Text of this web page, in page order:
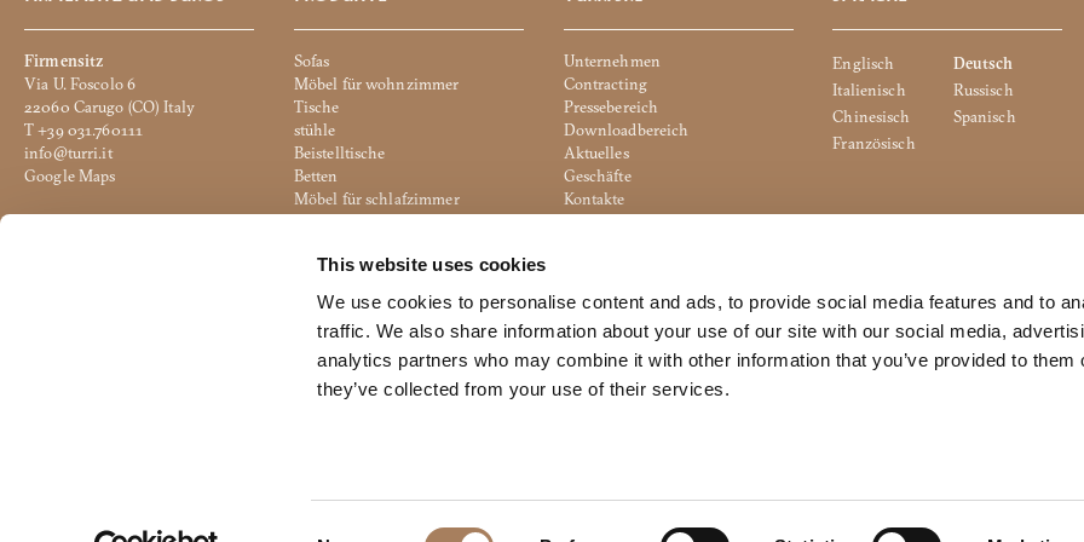
This website uses cookies
We use cookies to personalise content and ads, to provide social media features and to
traffic. We also share information about your use of our site with our social media,
analytics partners who may combine it with other information that you’ve provided to them
they’ve collected from your use of their services.
Firmensitz
Via U. Foscolo 6
22060 Carugo (CO) Italy
T +39 031.760111
info@turri.it
Google Maps
Sofas
Möbel für wohnzimmer
Tische
stühle
Beistelltische
Betten
Möbel für schlafzimmer
Hocker
Unternehmen
Contracting
Pressebereich
Downloadbereich
Aktuelles
Geschäfte
Kontakte
Englisch
Italienisch
Chinesisch
Französisch
Deutsch
Russisch
Spanisch